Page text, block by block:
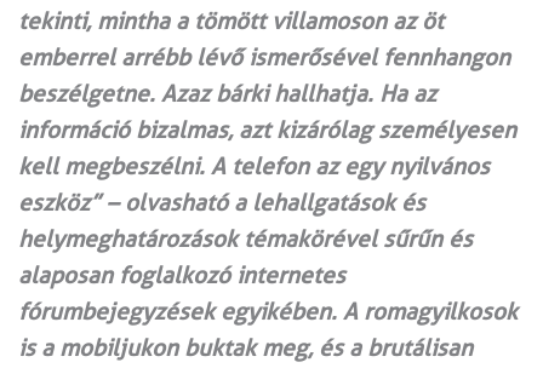
tekinti, mintha a tömött villamoson az öt
emberrel arrébb lévő ismerősével fennhangon
beszélgetne. Azaz bárki hallhatja. Ha az
információ bizalmas, azt kizárólag személyesen
kell megbeszélni. A telefon az egy nyilvános
eszköz” – olvasható a lehallgatások és
helymeghatározások témakörével sűrűn és
alaposan foglalkozó internetes
fórumbejegyzések egyikében. A romagyilkosok
is a mobiljukon buktak meg, és a brutálisan